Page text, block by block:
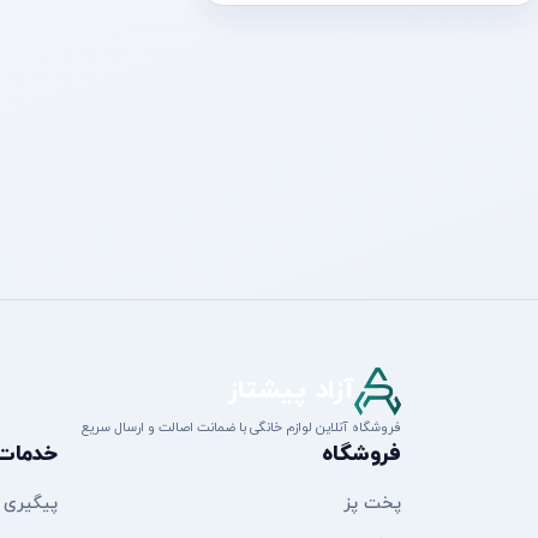
فروشگاه آنلاین لوازم خانگی با ضمانت اصالت و ارسال سریع
فروشگاه
پخت پز